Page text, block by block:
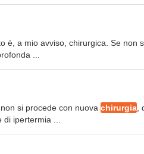
è, a mio avviso, chirurgica. Se non
...
si procede con nuova chirurgia
ipertermia ...